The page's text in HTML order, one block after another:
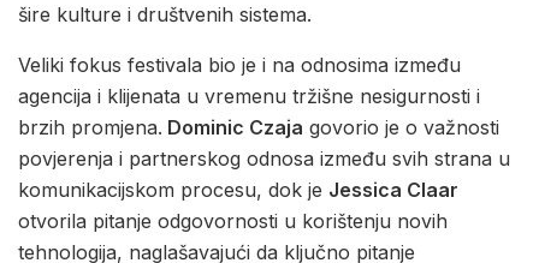
šire kulture i društvenih sistema.
Veliki fokus festivala bio je i na odnosima između
agencija i klijenata u vremenu tržišne nesigurnosti i
brzih promjena. Dominic Czaja govorio je o važnosti
povjerenja i partnerskog odnosa između svih strana u
komunikacijskom procesu, dok je Jessica Claar
otvorila pitanje odgovornosti u korištenju novih
tehnologija, naglašavajući da ključno pitanje